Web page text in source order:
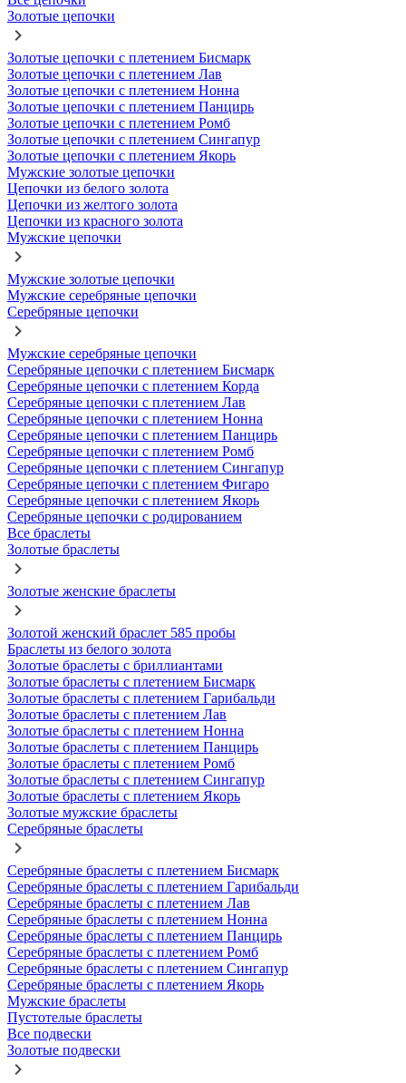
Золотые цепочки
Золотые цепочки с плетением Бисмарк
Золотые цепочки с плетением Лав
Золотые цепочки с плетением Нонна
Золотые цепочки с плетением Панцирь
Золотые цепочки с плетением Ромб
Золотые цепочки с плетением Сингапур
Золотые цепочки с плетением Якорь
Мужские золотые цепочки
Цепочки из белого золота
Цепочки из желтого золота
Цепочки из красного золота
Мужские цепочки
Мужские золотые цепочки
Мужские серебряные цепочки
Серебряные цепочки
Мужские серебряные цепочки
Серебряные цепочки с плетением Бисмарк
Серебряные цепочки с плетением Корда
Серебряные цепочки с плетением Лав
Серебряные цепочки с плетением Нонна
Серебряные цепочки с плетением Панцирь
Серебряные цепочки с плетением Ромб
Серебряные цепочки с плетением Сингапур
Серебряные цепочки с плетением Фигаро
Серебряные цепочки с плетением Якорь
Серебряные цепочки с родированием
Все браслеты
Золотые браслеты
Золотые женские браслеты
Золотой женский браслет 585 пробы
Браслеты из белого золота
Золотые браслеты с бриллиантами
Золотые браслеты с плетением Бисмарк
Золотые браслеты с плетением Гарибальди
Золотые браслеты с плетением Лав
Золотые браслеты с плетением Нонна
Золотые браслеты с плетением Панцирь
Золотые браслеты с плетением Ромб
Золотые браслеты с плетением Сингапур
Золотые браслеты с плетением Якорь
Золотые мужские браслеты
Серебряные браслеты
Серебряные браслеты с плетением Бисмарк
Серебряные браслеты с плетением Гарибальди
Серебряные браслеты с плетением Лав
Серебряные браслеты с плетением Нонна
Серебряные браслеты с плетением Панцирь
Серебряные браслеты с плетением Ромб
Серебряные браслеты с плетением Сингапур
Серебряные браслеты с плетением Якорь
Мужские браслеты
Пустотелые браслеты
Все подвески
Золотые подвески